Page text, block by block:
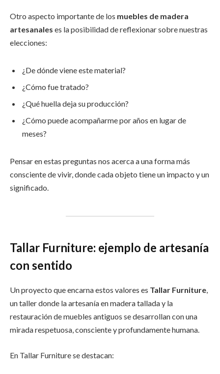
Otro aspecto importante de los muebles de madera
artesanales es la posibilidad de reflexionar sobre nuestras
elecciones:
¿De dónde viene este material?
¿Cómo fue tratado?
¿Qué huella deja su producción?
¿Cómo puede acompañarme por años en lugar de
meses?
Pensar en estas preguntas nos acerca a una forma más
consciente de vivir, donde cada objeto tiene un impacto y un
significado.
Tallar Furniture: ejemplo de artesanía
con sentido
Un proyecto que encarna estos valores es Tallar Furniture,
un taller donde la artesanía en madera tallada y la
restauración de muebles antiguos se desarrollan con una
mirada respetuosa, consciente y profundamente humana.
En Tallar Furniture se destacan: